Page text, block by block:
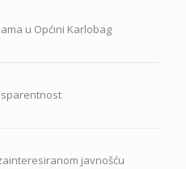
u Općini Karlobag
javnošću